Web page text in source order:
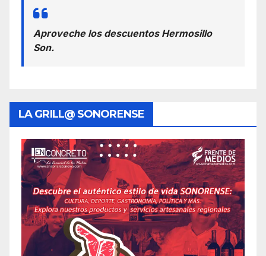
Aproveche los descuentos Hermosillo
Son.
LA GRILL@ SONORENSE